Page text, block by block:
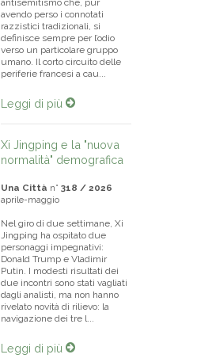
antisemitismo che, pur
avendo perso i connotati
razzistici tradizionali, si
definisce sempre per l’odio
verso un particolare gruppo
umano. Il corto circuito delle
periferie francesi a cau...
Leggi di più
Xi Jingping e la "nuova
normalità" demografica
Una Città n° 318 / 2026
aprile-maggio
Nel giro di due settimane, Xi
Jingping ha ospitato due
personaggi impegnativi:
Donald Trump e Vladimir
Putin. I modesti risultati dei
due incontri sono stati vagliati
dagli analisti, ma non hanno
rivelato novità di rilievo: la
navigazione dei tre l...
Leggi di più